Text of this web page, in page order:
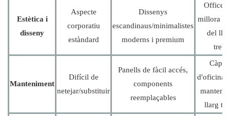
Estètica i
disseny
Aspecte
corporatiu
estàndard
Dissenys
escandinaus/minimalistes
moderns i premium
Office
millora
del
Manteniment
Difícil de
netejar/substituir
Panells de fàcil accés,
components
reemplaçables
d'oficina:
llarg